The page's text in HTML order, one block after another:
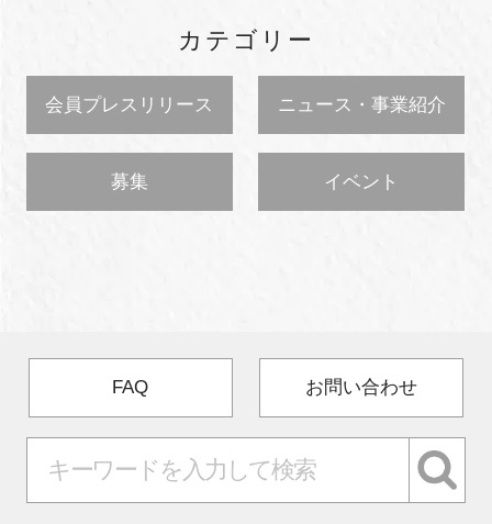
カテゴリー
会員プレスリリース ニュース・事業紹介
募集 イベント
FAQ お問い合わせ